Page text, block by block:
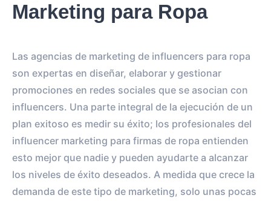
Marketing para Ropa
Las agencias de marketing de influencers para ropa
son expertas en diseñar, elaborar y gestionar
promociones en redes sociales que se asocian con
influencers. Una parte integral de la ejecución de un
plan exitoso es medir su éxito; los profesionales del
influencer marketing para firmas de ropa entienden
esto mejor que nadie y pueden ayudarte a alcanzar
los niveles de éxito deseados. A medida que crece la
demanda de este tipo de marketing, solo unas pocas